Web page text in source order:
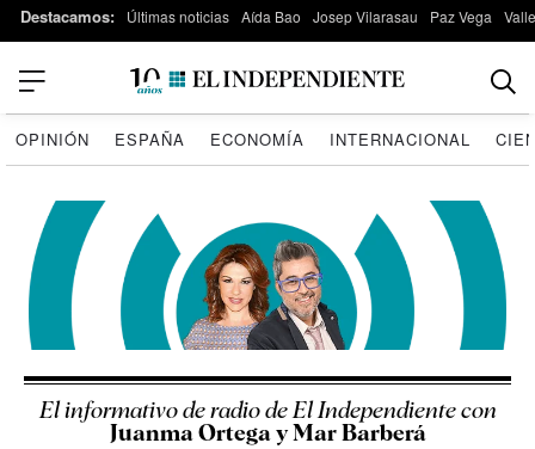
Destacamos: Últimas noticias Aída Bao Josep Vilarasau Paz Vega
OPINIÓN ESPAÑA ECONOMÍA INTERNACIONAL
El informativo de radio de El Independiente con
Juanma Ortega y Mar Barberá